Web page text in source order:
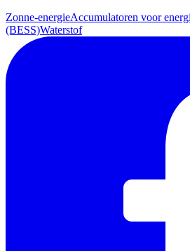
Zonne-energieAccumulatoren voor
(BESS)Waterstof